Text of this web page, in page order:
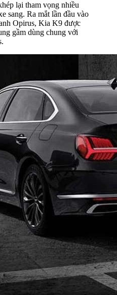
lại tham vọng nhiều
sang. Ra mắt lần đầu vào
Opirus, Kia K9 được
gầm dùng chung với